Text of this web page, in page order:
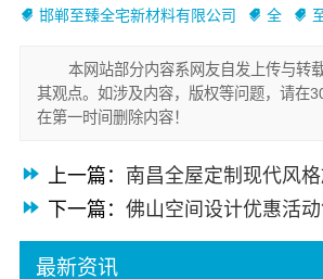
邯郸至臻全宅新材料有限公司 全
本网站部分内容系网友自发上传与转
其观点。如涉及内容，版权等问题，请在
在第一时间删除内容！
上一篇： 南昌全屋定制现代风格施
下一篇： 佛山空间设计优惠活动售后无忧-广东
最新资讯